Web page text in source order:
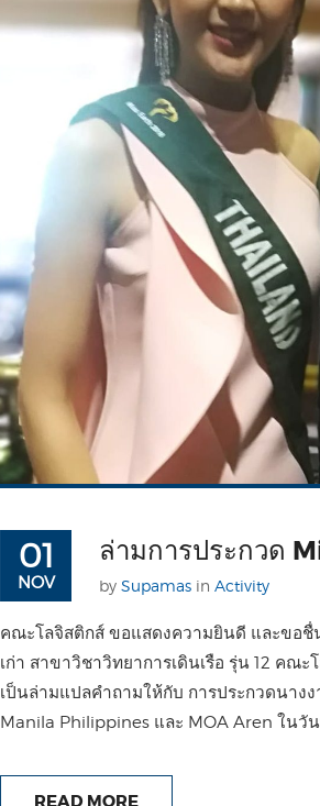
01
NOV
ล่ามการประกวด
by Supamas in Activity
คณะโลจิสติกส์ ขอแสดงความยินดี และขอ
เก่า สาขาวิชาวิทยาการเดินเรือ รุ่น 12 คณ
เป็นล่ามแปลคำถามให้กับ การประกวดนาง
Manila Philippines และ MOA Aren ในวัน